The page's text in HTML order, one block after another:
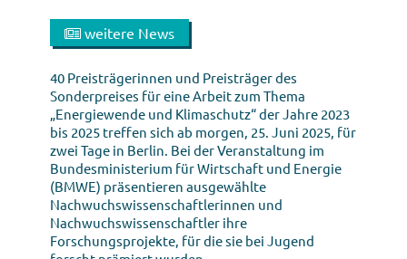
weitere News
40 Preisträgerinnen und Preisträger des
Sonderpreises für eine Arbeit zum Thema
„Energiewende und Klimaschutz“ der Jahre 2023
bis 2025 treffen sich ab morgen, 25. Juni 2025, für
zwei Tage in Berlin. Bei der Veranstaltung im
Bundesministerium für Wirtschaft und Energie
(BMWE) präsentieren ausgewählte
Nachwuchswissenschaftlerinnen und
Nachwuchswissenschaftler ihre
Forschungsprojekte, für die sie bei Jugend